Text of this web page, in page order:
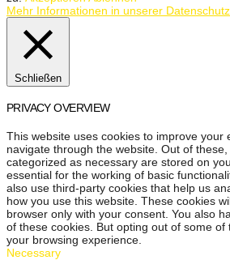
Mehr Informationen in unserer
Schließen
PRIVACY OVERVIEW
This website uses cookies to improve your
navigate through the website. Out of
categorized as necessary are stored on
essential for the working of basic
also use third-party cookies that help us
how you use this website. These cookies
browser only with your consent. You also
of these cookies. But opting out of some
your browsing experience.
Necessary